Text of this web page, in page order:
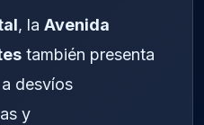
, la Avenida
también presenta
desvíos
y